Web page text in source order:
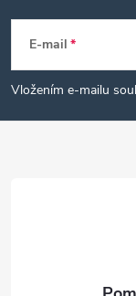
p
a
E-mail
Vložením e-mailu